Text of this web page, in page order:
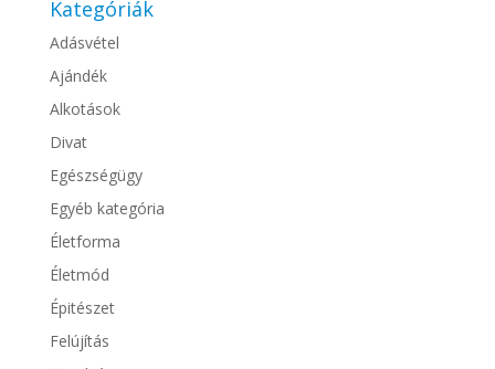
Kategóriák
Adásvétel
Ajándék
Alkotások
Divat
Egészségügy
Egyéb kategória
Életforma
Életmód
Épitészet
Felújítás